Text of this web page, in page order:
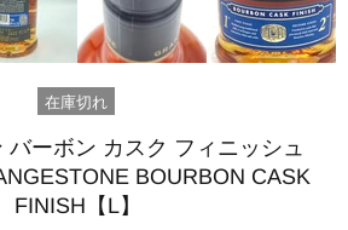
在庫切れ
バーボン カスク フィニッシュ
BOURBON CASK
FINISH【L】